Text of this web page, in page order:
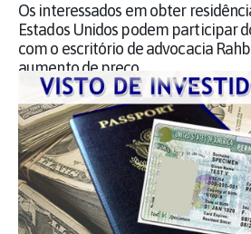
Os interessados em obter
Estados Unidos podem participar
com o escritório de advocacia
aumento de preço.